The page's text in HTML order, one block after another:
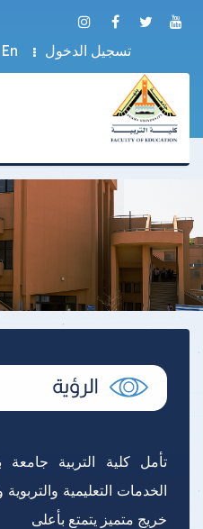
تسجيل الدخول En
تأمل كلية التربية
الخدمات التعليمية والتربوية
خريج متميز يتمتع بأعلى